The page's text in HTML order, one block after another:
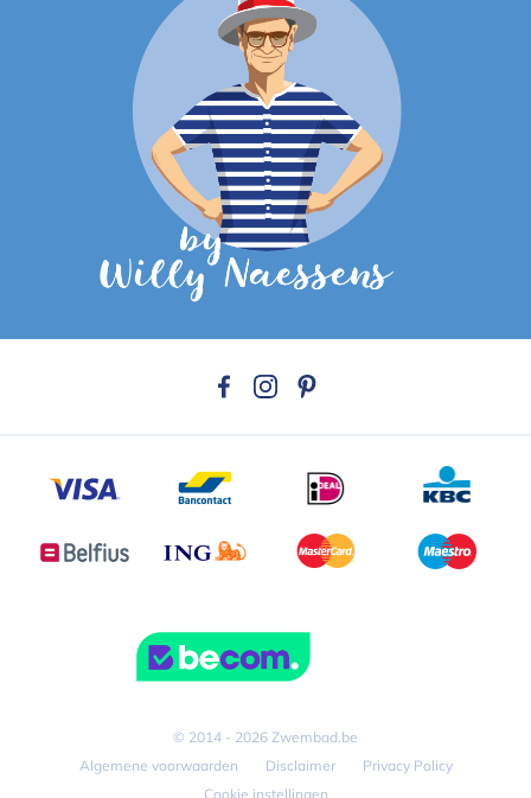
© 2014 - 2026 Zwembad.be
Algemene voorwaarden
Disclaimer
Privacy Policy
Cookie instellingen